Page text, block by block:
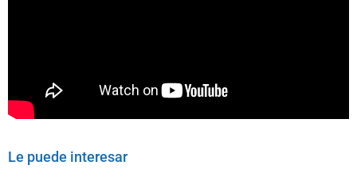
Le puede interesar